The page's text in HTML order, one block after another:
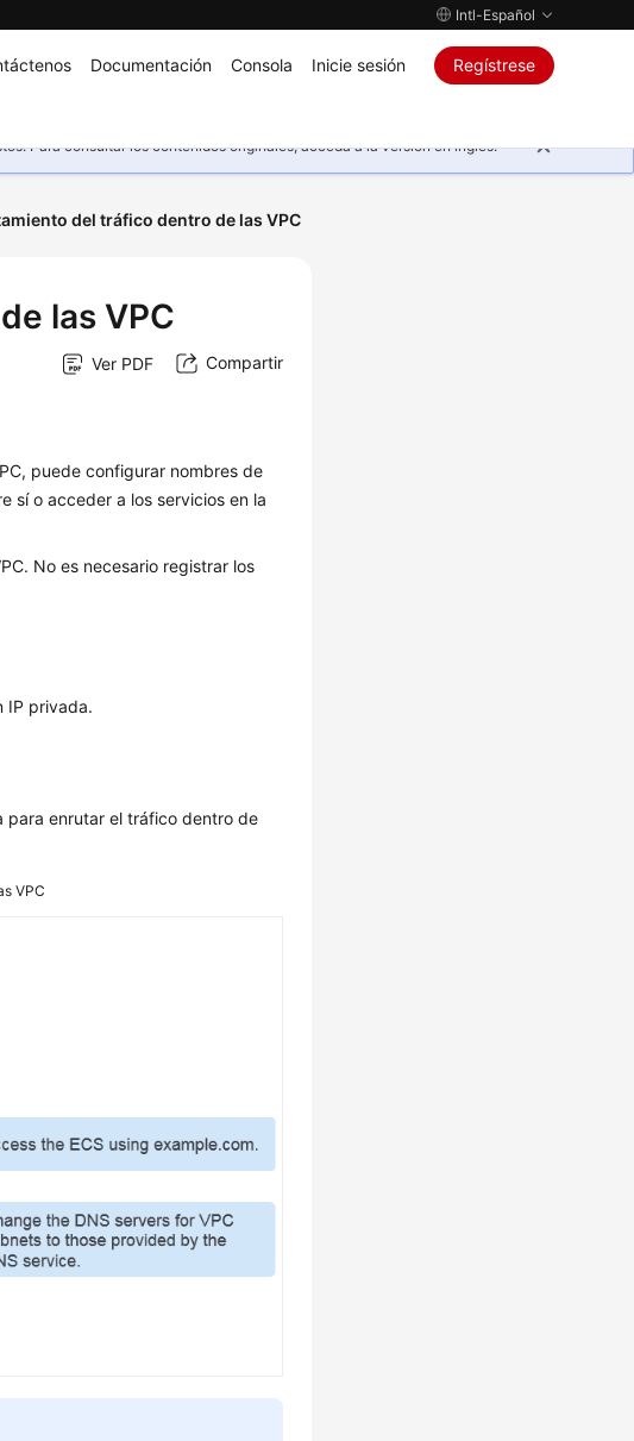
Intl-Español
Documentación Consola Inicie sesión Regístrese
Para consultar los contenidos originales, acceda a la versión en inglés.
del tráfico dentro de las VPC
las VPC
Ver PDF Compartir
puede configurar nombres de
sí o acceder a los servicios en la
No es necesario registrar los
IP privada.
para enrutar el tráfico dentro de
VPC